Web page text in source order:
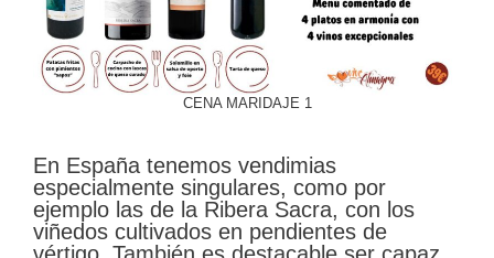
CENA MARIDAJE 1
En España tenemos vendimias
especialmente singulares, como por
ejemplo las de la Ribera Sacra, con los
viñedos cultivados en pendientes de